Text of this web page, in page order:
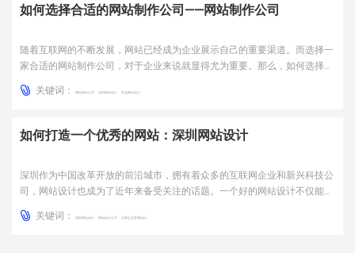
如何选择合适的网站制作公司——网站制作公司
随着互联网的不断发展，网站已经成为企业展示自己的重要渠道。而选择一
家合适的网站制作公司，对于企业来说就显得尤为重要。那么，如何选择一
家合适的网站制作公司呢？本文将从多个方面进行详细解答。一、公司实力
首先，选择网站制作公司时需要了解其实力。公司实力主要包括公司规模、
关键词： 网站制作公司 深圳网站设计 专业网站设计
如何打造一个优秀的网站：深圳网站设计
深圳作为中国改革开放的前沿城市，拥有着众多的互联网企业和新兴科技公
司，网站设计也成为了近年来备受关注的话题。一个好的网站设计不仅能够
提升企业形象，还能够吸引更多的潜在客户，提高用户体验，增加网站流
量，从而为企业带来更多的商业机会。一、网站设计的重要性随着互联网的
关键词： 深圳网站设计 网站设计公司 品牌企业官网设计